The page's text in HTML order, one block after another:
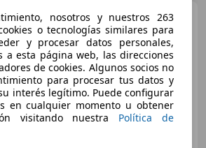
Citroen C4 1.6 VTi Tonic
€ 4.500
Súper oferta
nosotros y nuestros 263
o tecnologías similares para
y procesar datos personales,
a esta página web, las direcciones
de cookies. Algunos socios no
para procesar tus datos y
interés legítimo. Puede configurar
en cualquier momento u obtener
visitando nuestra Política de